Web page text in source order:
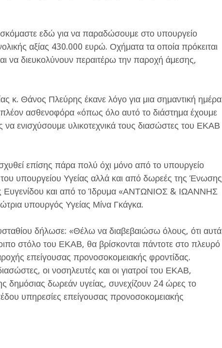
εδώ για να παραδώσουμε στο υπουργείο
αξίας 430.000 ευρώ. Οχήματα τα οποία πρόκειται
να διευκολύνουν περαιτέρω την παροχή άμεσης,
κ. Θάνος Πλεύρης έκανε λόγο για μια σημαντική ημέρα
ασθενοφόρα «όπως όλο αυτό το διάστημα έχουμε
ενισχύσουμε υλικοτεχνικά τους διασώστες του ΕΚΑΒ
επίσης πάρα πολύ όχι μόνο από το υπουργείο
υπουργείου Υγείας αλλά και από δωρεές της Ένωσης
Ευγενίδου και από το Ίδρυμα «ΑΝΤΩΝΙΟΣ & ΙΩΑΝΝΗΣ
υπουργός Υγείας Μίνα Γκάγκα.
δήλωσε: «Θέλω να διαβεβαιώσω όλους, ότι αυτά
στόλο του ΕΚΑΒ, θα βρίσκονται πάντοτε στο πλευρό
επείγουσας προνοσοκομειακής φροντίδας.
οι νοσηλευτές και οι γιατροί του ΕΚΑΒ,
δημόσιας δωρεάν υγείας, συνεχίζουν 24 ώρες το
υπηρεσίες επείγουσας προνοσοκομειακής